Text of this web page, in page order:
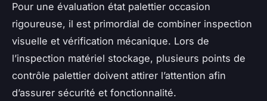
Pour une évaluation état palettier occasion
rigoureuse, il est primordial de combiner inspection
visuelle et vérification mécanique. Lors de
l’inspection matériel stockage, plusieurs points de
contrôle palettier doivent attirer l’attention afin
d’assurer sécurité et fonctionnalité.